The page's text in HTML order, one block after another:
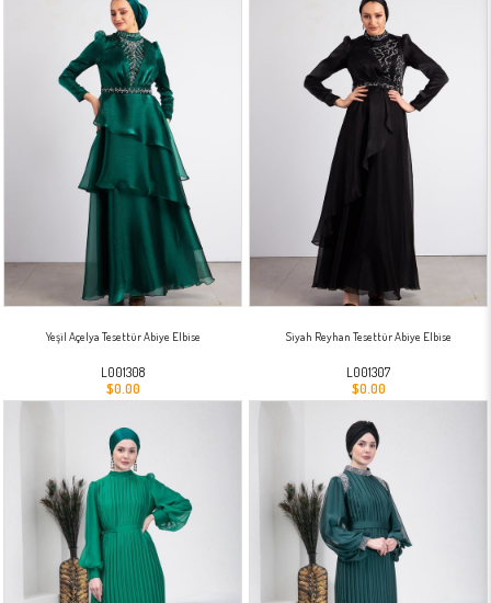
Yeşil Açelya Tesettür Abiye Elbise
L001308
$0.00
Siyah Reyhan Tesettür Abiye Elbise
L001307
$0.00